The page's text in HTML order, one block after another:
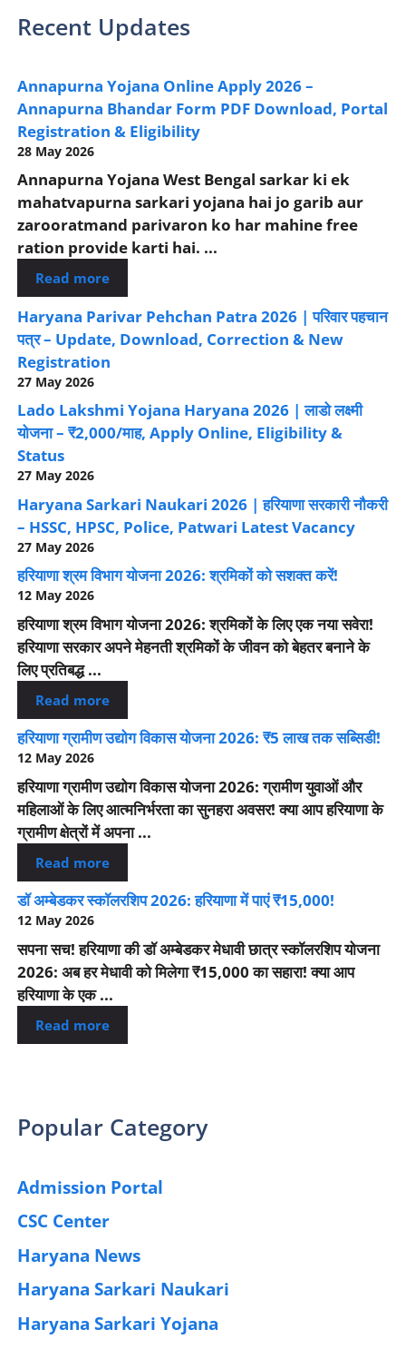
Recent Updates
Annapurna Yojana Online Apply 2026 –
Annapurna Bhandar Form PDF Download, Portal
Registration & Eligibility
28 May 2026
Annapurna Yojana West Bengal sarkar ki ek
mahatvapurna sarkari yojana hai jo garib aur
zarooratmand parivaron ko har mahine free
ration provide karti hai. ...
Read more
Haryana Parivar Pehchan Patra 2026 | परिवार पहचान
पत्र – Update, Download, Correction & New
Registration
27 May 2026
Lado Lakshmi Yojana Haryana 2026 | लाडो लक्ष्मी
योजना – ₹2,000/माह, Apply Online, Eligibility &
Status
27 May 2026
Haryana Sarkari Naukari 2026 | हरियाणा सरकारी नौकरी
– HSSC, HPSC, Police, Patwari Latest Vacancy
27 May 2026
हरियाणा श्रम विभाग योजना 2026: श्रमिकों को सशक्त करें!
12 May 2026
हरियाणा श्रम विभाग योजना 2026: श्रमिकों के लिए एक नया सवेरा!
हरियाणा सरकार अपने मेहनती श्रमिकों के जीवन को बेहतर बनाने के
लिए प्रतिबद्ध ...
Read more
हरियाणा ग्रामीण उद्योग विकास योजना 2026: ₹5 लाख तक सब्सिडी!
12 May 2026
हरियाणा ग्रामीण उद्योग विकास योजना 2026: ग्रामीण युवाओं और
महिलाओं के लिए आत्मनिर्भरता का सुनहरा अवसर! क्या आप हरियाणा के
ग्रामीण क्षेत्रों में अपना ...
Read more
डॉ अम्बेडकर स्कॉलरशिप 2026: हरियाणा में पाएं ₹15,000!
12 May 2026
सपना सच! हरियाणा की डॉ अम्बेडकर मेधावी छात्र स्कॉलरशिप योजना
2026: अब हर मेधावी को मिलेगा ₹15,000 का सहारा! क्या आप
हरियाणा के एक ...
Read more
Popular Category
Admission Portal
CSC Center
Haryana News
Haryana Sarkari Naukari
Haryana Sarkari Yojana